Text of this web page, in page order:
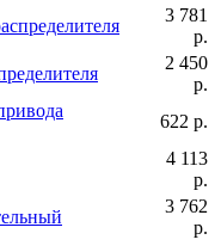
3 781
р.
2 450
р.
622 р.
4 113
р.
3 762
р.